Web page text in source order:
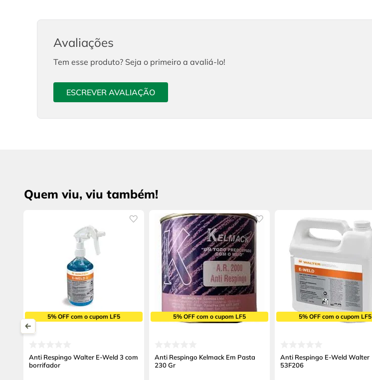
Avaliações
Tem esse produto? Seja o primeiro a avaliá-lo!
ESCREVER AVALIAÇÃO
Quem viu, viu também!
5% OFF com o cupom LF5
Anti Respingo Walter E-Weld 3 com
borrifador
5% OFF com o cupom LF5
Anti Respingo Kelmack Em Pasta
230 Gr
5% OFF com o cupom LF5
Anti Respingo E-Weld Walter
53F206